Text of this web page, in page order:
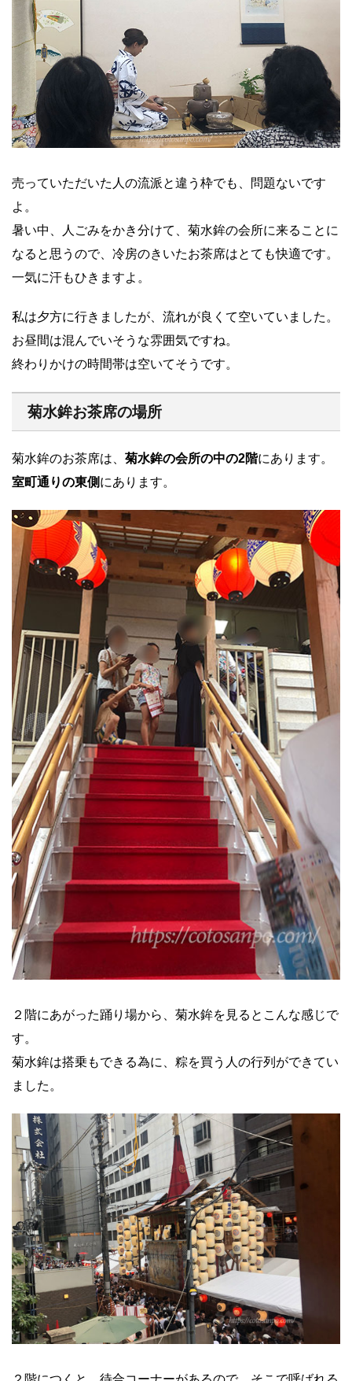
売っていただいた人の流派と違う枠でも、問題ないです
よ。
暑い中、人ごみをかき分けて、菊水鉾の会所に来ることに
なると思うので、冷房のきいたお茶席はとても快適です。
一気に汗もひきますよ。
私は夕方に行きましたが、流れが良くて空いていました。
お昼間は混んでいそうな雰囲気ですね。
終わりかけの時間帯は空いてそうです。
菊水鉾お茶席の場所
菊水鉾のお茶席は、 菊水鉾の会所の中の2階にあります。
室町通りの東側 にあります。
２階にあがった踊り場から、菊水鉾を見るとこんな感じで
す。
菊水鉾は搭乗もできる為に、粽を買う人の行列ができてい
ました。